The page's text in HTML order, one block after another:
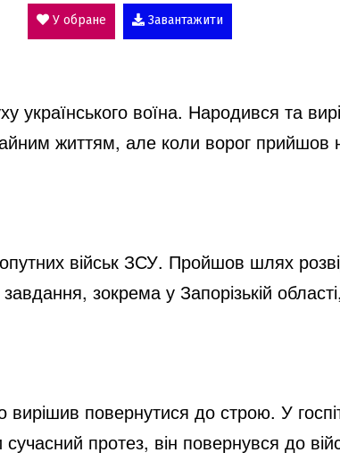
V
d
o
У обране Завантажити
українського воїна. Народився та
життям, але коли ворог прийшов
військ ЗСУ. Пройшов шлях
зокрема у Запорізькій
повернутися до строю. У
протез, він повернувся до